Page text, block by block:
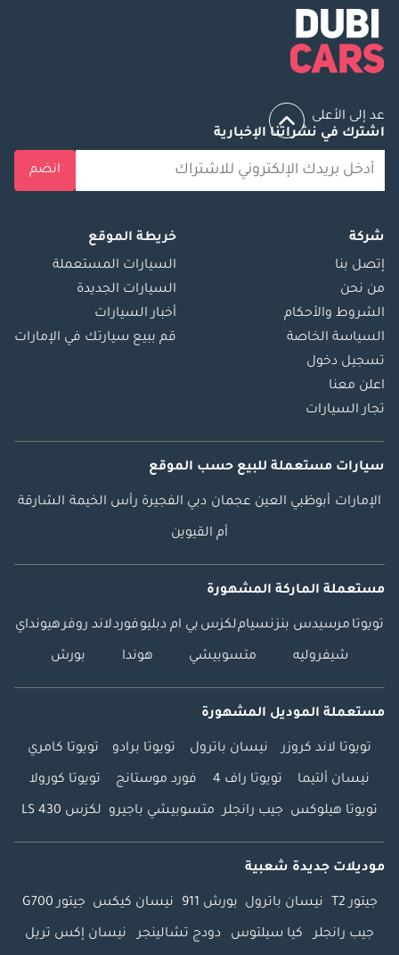
عد إلى الأعلى
اشترك في نشراتنا الإخبارية
انضم
شركة
إتصل بنا
من نحن
الشروط والأحكام
السياسة الخاصة
تسجيل دخول
اعلن معنا
تجار السيارات
خريطة الموقع
السيارات المستعملة
السيارات الجديدة
أخبار السيارات
قم ببيع سيارتك في الإمارات
سيارات مستعملة للبيع حسب الموقع
الإمارات أبوظبي العين عجمان دبي الفجيرة رأس الخيمة الشارقة
أم القيوين
مستعملة الماركة المشهورة
تويوتا مرسيدس بنزنسياملكزس بي ام دبليوفوردلاند روفرهيونداي
شيفروليه متسوبيشي هوندا بورش
مستعملة الموديل المشهورة
تويوتا لاند كروزر نيسان باترول تويوتا برادو تويوتا كامري
نيسان ألتيما تويوتا راف 4 فورد موستانج تويوتا كورولا
تويوتا هيلوكس جيب رانجلر متسوبيشي باجيرو لكزس LS 430
موديلات جديدة شعبية
جيتور T2 نيسان باترول بورش 911 نيسان كيكس جيتور G700
جيب رانجلر كيا سيلتوس دودج تشالينجر نيسان إكس تريل